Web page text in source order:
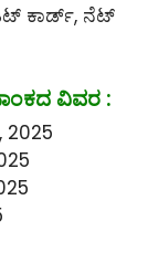
ಕಾರ್ಡ್, ನೆಟ್
ವಿವರ :
2025